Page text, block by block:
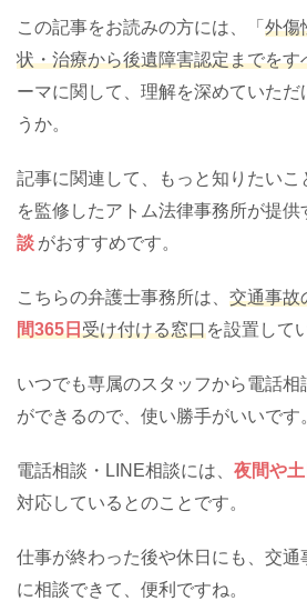
この記事をお読みの方には、「 外傷
状・治療から後遺障害認定までをす
ーマに関して、理解を深めていただ
うか。
記事に関連して、もっと知りたい
を監修したアトム法律事務所が提供
談 がおすすめです。
こちらの弁護士事務所は、 交通事故
間365日受け付ける窓口を設置して
いつでも専属のスタッフから電話相
ができるので、使い勝手がいいです
電話相談・LINE相談には、 夜間や土
対応しているとのことです。
仕事が終わった後や休日にも、交
に相談できて、便利ですね。